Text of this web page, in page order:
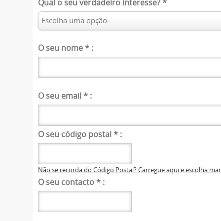
Qual o seu verdadeiro interesse?*
O seu nome* :
O seu email* :
O seu código postal* :
Não se recorda do Código Postal? Carregue aqui e escolha
O seu contacto* :